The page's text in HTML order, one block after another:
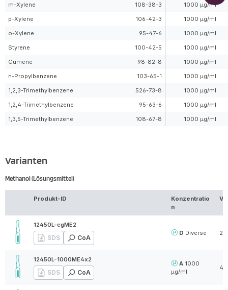
m-Xylene
108-38-3
1000 µg/ml
p-Xylene
106-42-3
1000 µg/ml
o-Xylene
95-47-6
1000 µg/ml
Styrene
100-42-5
1000 µg/ml
Cumene
98-82-8
1000 µg/ml
n-Propylbenzene
103-65-1
1000 µg/ml
1,2,3-Trimethylbenzene
526-73-8
1000 µg/ml
1,2,4-Trimethylbenzene
95-63-6
1000 µg/ml
1,3,5-Trimethylbenzene
108-67-8 1000 µg/ml
Varianten
Methanol (Lösungsmittel)
Produkt-ID
Konzentratio
n
12450L-cgME2
SDS CoA
D Diverse 2
12450L-1000ME4x2
SDS CoA
A 1000
µg/ml
4